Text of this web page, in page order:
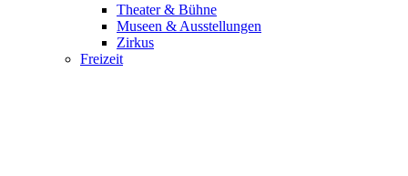
Theater & Bühne
Museen & Ausstellungen
Zirkus
Freizeit